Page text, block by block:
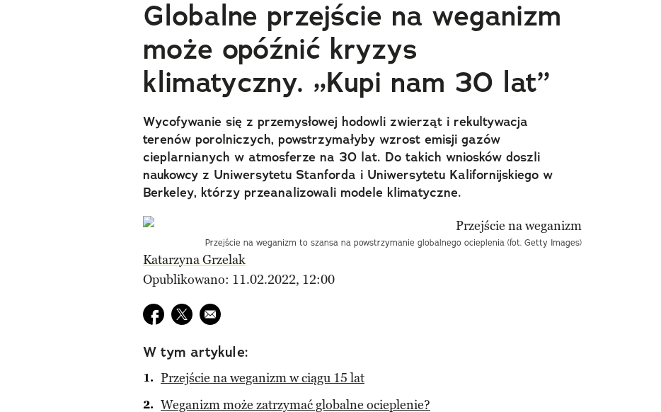
Globalne przejście na weganizm
może opóźnić kryzys
klimatyczny. „Kupi nam 30 lat”
Wycofywanie się z przemysłowej hodowli zwierząt i rekultywacja
terenów porolniczych, powstrzymałyby wzrost emisji gazów
cieplarnianych w atmosferze na 30 lat. Do takich wniosków doszli
naukowcy z Uniwersytetu Stanforda i Uniwersytetu Kalifornijskiego w
Berkeley, którzy przeanalizowali modele klimatyczne.
Przejście na weganizm to szansa na powstrzymanie globalnego ocieplenia (fot. Getty Images)
Katarzyna Grzelak
Opublikowano: 11.02.2022, 12:00
Udostępnij na facebook
Udostępnij na twitter
E-mail do przyjaciela
W tym artykule:
Przejście na weganizm w ciągu 15 lat
Weganizm może zatrzymać globalne ocieplenie?